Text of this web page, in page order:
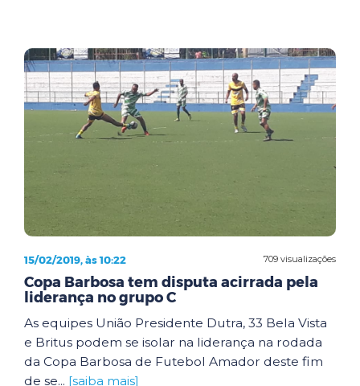
709 visualizações
15/02/2019, às 10:22
Copa Barbosa tem disputa acirrada pela
liderança no grupo C
As equipes União Presidente Dutra, 33 Bela Vista
e Britus podem se isolar na liderança na rodada
da Copa Barbosa de Futebol Amador deste fim
de se... [saiba mais]